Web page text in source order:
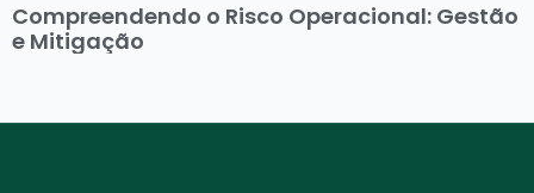
Compreendendo o Risco Operacional: Gestão
e Mitigação